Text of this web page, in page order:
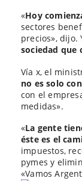
«Hoy
sectores
precios», dijo.
sociedad que
Vía x, el
no es solo
con el
medidas».
«La gente
éste es el
impuestos,
pymes y
«Vamos